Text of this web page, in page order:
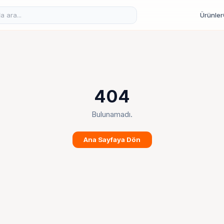
Ürünler
404
Bulunamadı.
Ana Sayfaya Dön